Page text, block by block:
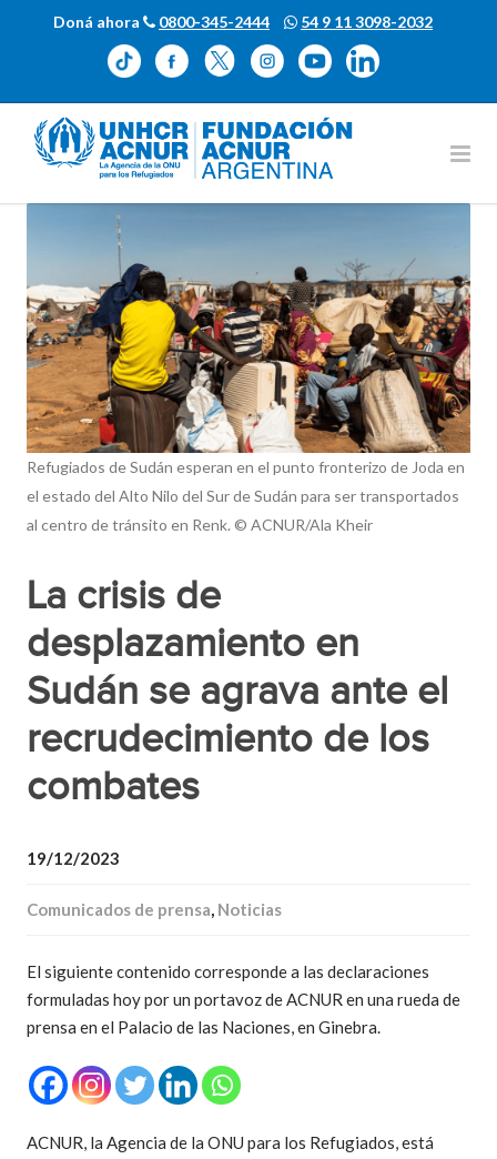
Doná ahora 0800-345-2444 54 9 11 3098-2032
Refugiados de Sudán esperan en el punto fronterizo de Joda en
el estado del Alto Nilo del Sur de Sudán para ser transportados
al centro de tránsito en Renk. © ACNUR/Ala Kheir
La crisis de
desplazamiento en
Sudán se agrava ante el
recrudecimiento de los
combates
19/12/2023
Comunicados de prensa, Noticias
El siguiente contenido corresponde a las declaraciones
formuladas hoy por un portavoz de ACNUR en una rueda de
prensa en el Palacio de las Naciones, en Ginebra.
ACNUR, la Agencia de la ONU para los Refugiados, está